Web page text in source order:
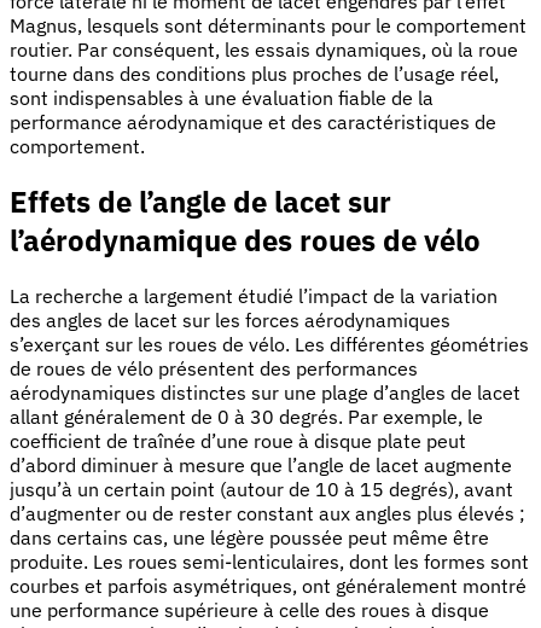
Magnus, lesquels sont déterminants pour le comportement
routier. Par conséquent, les essais dynamiques, où la roue
tourne dans des conditions plus proches de l’usage réel,
sont indispensables à une évaluation fiable de la
performance aérodynamique et des caractéristiques de
comportement.
Effets de l’angle de lacet sur
l’aérodynamique des roues de vélo
La recherche a largement étudié l’impact de la variation
des angles de lacet sur les forces aérodynamiques
s’exerçant sur les roues de vélo. Les différentes géométries
de roues de vélo présentent des performances
aérodynamiques distinctes sur une plage d’angles de lacet
allant généralement de 0 à 30 degrés. Par exemple, le
coefficient de traînée d’une roue à disque plate peut
d’abord diminuer à mesure que l’angle de lacet augmente
jusqu’à un certain point (autour de 10 à 15 degrés), avant
d’augmenter ou de rester constant aux angles plus élevés ;
dans certains cas, une légère poussée peut même être
produite. Les roues semi-lenticulaires, dont les formes sont
courbes et parfois asymétriques, ont généralement montré
une performance supérieure à celle des roues à disque